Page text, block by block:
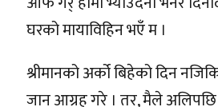
घरको मायाविहिन भएँ म ।
श्रीमानको अर्को बिहेको दिन
जान आग्रह गरे । तर, मैले